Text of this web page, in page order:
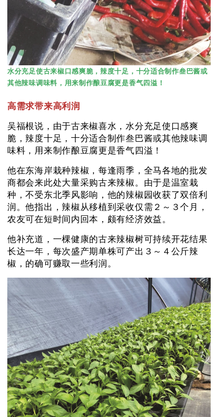
水分充足使古来椒口感爽脆，辣度十足，十分适合制作叁巴酱或
其他辣味调味料，用来制作酿豆腐更是香气四溢！
高需求带来高利润
吴福根说，由于古来椒喜水，水分充足使口感爽
脆，辣度十足，十分适合制作叁巴酱或其他辣味调
味料，用来制作酿豆腐更是香气四溢！
他在东海岸栽种辣椒，每逢雨季，全马各地的批发
商都会来此处大量采购古来辣椒。由于是温室栽
种，不受东北季风影响，他的辣椒园收获了双倍利
润。他指出，辣椒从移植到采收仅需２～３个月，
农友可在短时间内回本，颇有经济效益。
他补充道，一棵健康的古来辣椒树可持续开花结果
长达一年，每次盛产期单株可产出３～４公斤辣
椒，的确可赚取一些利润。